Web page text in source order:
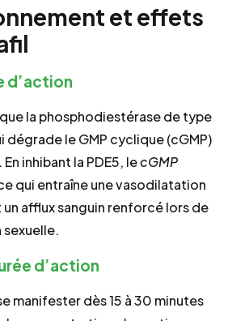
et effets
d’action
la phosphodiestérase de type
dégrade le GMP cyclique (cGMP)
inhibant la PDE5, lecGMP
qui entraîne une vasodilatation
afflux sanguin renforcé lors de
sexuelle.
d’action
manifester dès 15 à 30 minutes